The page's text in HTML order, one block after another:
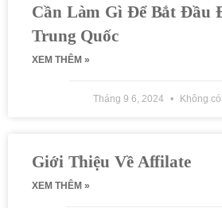
Cần Làm Gì Để Bắt Đầu
Trung Quốc
XEM THÊM »
Tháng 9 6, 2024 Không
Giới Thiệu Về Affilate
XEM THÊM »